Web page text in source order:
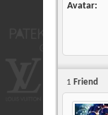
Avatar
1 Friend